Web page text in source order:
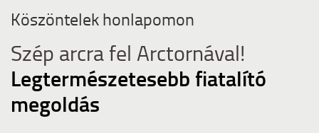
KAPCSOLAT
Köszöntelek honlapomon
Szép arcra fel Arctornával!
Legtermészetesebb fiatalító
megoldás